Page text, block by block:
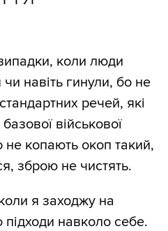
коли люди
навіть гинули, бо не
речей, які
військової
не копають окоп такий,
зброю не чистять.
я заходжу на
підходи навколо себе.